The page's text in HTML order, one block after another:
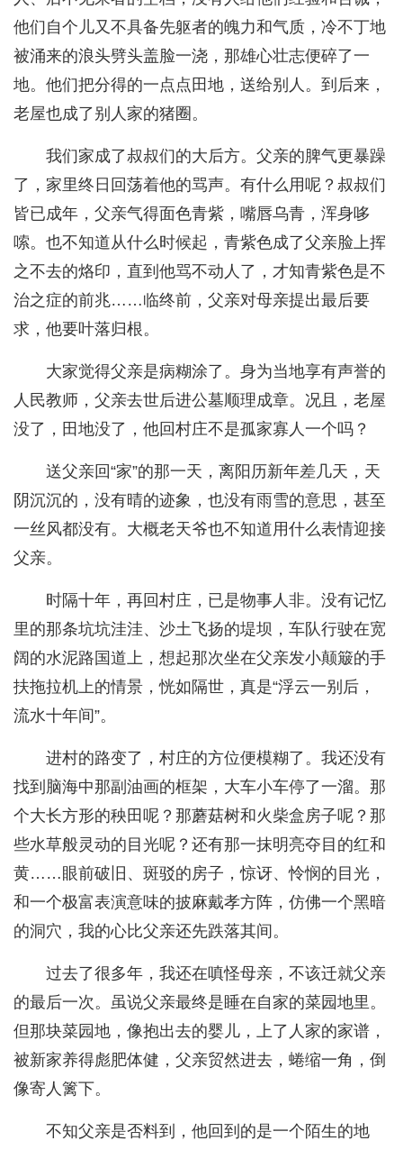
他们自个儿又不具备先躯者的魄力和气质，冷不丁地
被涌来的浪头劈头盖脸一浇，那雄心壮志便碎了一
地。他们把分得的一点点田地，送给别人。到后来，
老屋也成了别人家的猪圈。
我们家成了叔叔们的大后方。父亲的脾气更暴躁
了，家里终日回荡着他的骂声。有什么用呢？叔叔们
皆已成年，父亲气得面色青紫，嘴唇乌青，浑身哆
嗦。也不知道从什么时候起，青紫色成了父亲脸上挥
之不去的烙印，直到他骂不动人了，才知青紫色是不
治之症的前兆……临终前，父亲对母亲提出最后要
求，他要叶落归根。
大家觉得父亲是病糊涂了。身为当地享有声誉的
人民教师，父亲去世后进公墓顺理成章。况且，老屋
没了，田地没了，他回村庄不是孤家寡人一个吗？
送父亲回“家”的那一天，离阳历新年差几天，天
阴沉沉的，没有晴的迹象，也没有雨雪的意思，甚至
一丝风都没有。大概老天爷也不知道用什么表情迎接
父亲。
时隔十年，再回村庄，已是物事人非。没有记忆
里的那条坑坑洼洼、沙土飞扬的堤坝，车队行驶在宽
阔的水泥路国道上，想起那次坐在父亲发小颠簸的手
扶拖拉机上的情景，恍如隔世，真是“浮云一别后，
流水十年间”。
进村的路变了，村庄的方位便模糊了。我还没有
找到脑海中那副油画的框架，大车小车停了一溜。那
个大长方形的秧田呢？那蘑菇树和火柴盒房子呢？那
些水草般灵动的目光呢？还有那一抹明亮夺目的红和
黄……眼前破旧、斑驳的房子，惊讶、怜悯的目光，
和一个极富表演意味的披麻戴孝方阵，仿佛一个黑暗
的洞穴，我的心比父亲还先跌落其间。
过去了很多年，我还在嗔怪母亲，不该迁就父亲
的最后一次。虽说父亲最终是睡在自家的菜园地里。
但那块菜园地，像抱出去的婴儿，上了人家的家谱，
被新家养得彪肥体健，父亲贸然进去，蜷缩一角，倒
像寄人篱下。
不知父亲是否料到，他回到的是一个陌生的地